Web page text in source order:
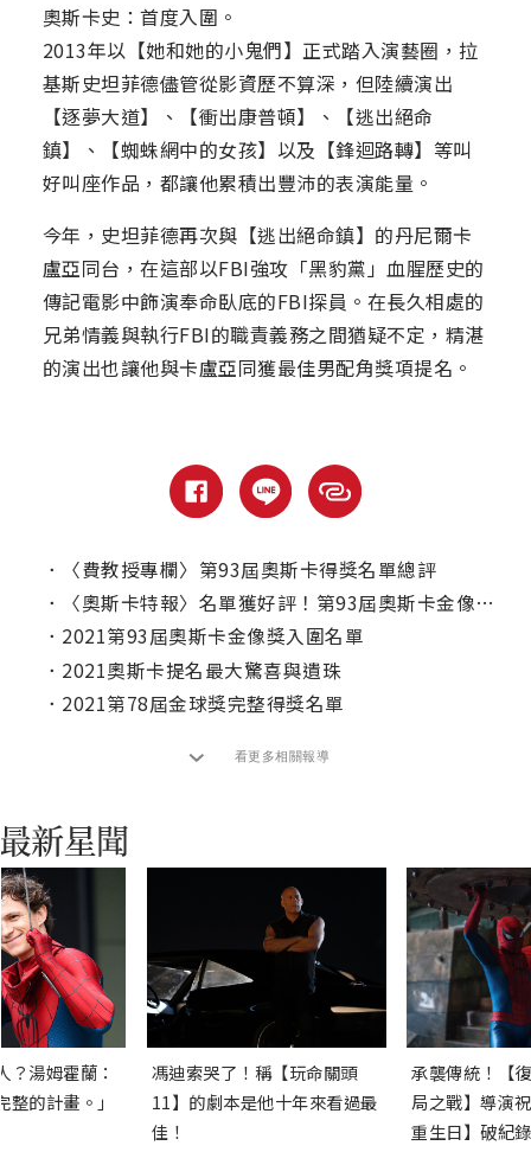
奧斯卡史：首度入圍。
2013年以【她和她的小鬼們】正式踏入演藝圈，拉
基斯史坦菲德儘管從影資歷不算深，但陸續演出
【逐夢大道】、【衝出康普頓】、【逃出絕命
鎮】、【蜘蛛網中的女孩】以及【鋒迴路轉】等叫
好叫座作品，都讓他累積出豐沛的表演能量。
今年，史坦菲德再次與【逃出絕命鎮】的丹尼爾卡
盧亞同台，在這部以FBI強攻「黑豹黨」血腥歷史的
傳記電影中飾演奉命臥底的FBI探員。在長久相處的
兄弟情義與執行FBI的職責義務之間猶疑不定，精湛
的演出也讓他與卡盧亞同獲最佳男配角獎項提名。
．
〈費教授專欄〉第93屆奧斯卡得獎名單總評
．
〈奧斯卡特報〉名單獲好評！第93屆奧斯卡金像獎最佳影片入圍總評
． 2021第93屆奧斯卡金像獎入圍名單
． 2021奧斯卡提名最大驚喜與遺珠
． 2021第78屆金球獎完整得獎名單
看更多相關報導
？湯姆霍蘭：
的計畫。」
馮迪索哭了！稱【玩命關頭
11】的劇本是他十年來看過最
佳！
承襲傳統！【
局之戰】導演
重生日】破紀